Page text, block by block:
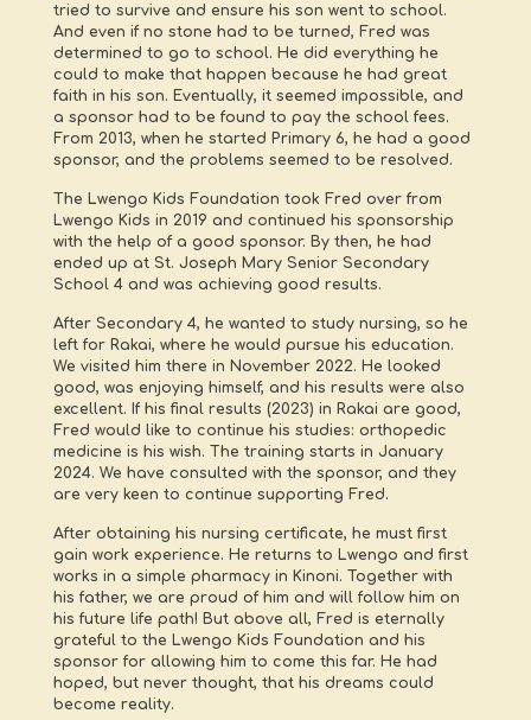
tried to survive and ensure his son went to school.
And even if no stone had to be turned, Fred was
determined to go to school. He did everything he
could to make that happen because he had great
faith in his son. Eventually, it seemed impossible, and
a sponsor had to be found to pay the school fees.
From 2013, when he started Primary 6, he had a good
sponsor, and the problems seemed to be resolved.
The Lwengo Kids Foundation took Fred over from
Lwengo Kids in 2019 and continued his sponsorship
with the help of a good sponsor. By then, he had
ended up at St. Joseph Mary Senior Secondary
School 4 and was achieving good results.
After Secondary 4, he wanted to study nursing, so he
left for Rakai, where he would pursue his education.
We visited him there in November 2022. He looked
good, was enjoying himself, and his results were also
excellent. If his final results (2023) in Rakai are good,
Fred would like to continue his studies: orthopedic
medicine is his wish. The training starts in January
2024. We have consulted with the sponsor, and they
are very keen to continue supporting Fred.
After obtaining his nursing certificate, he must first
gain work experience. He returns to Lwengo and first
works in a simple pharmacy in Kinoni. Together with
his father, we are proud of him and will follow him on
his future life path! But above all, Fred is eternally
grateful to the Lwengo Kids Foundation and his
sponsor for allowing him to come this far. He had
hoped, but never thought, that his dreams could
become reality.